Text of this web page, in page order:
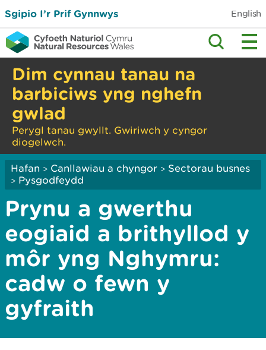
Sgipio I’r Prif Gynnwys English
Dim cynnau tanau na
barbiciws yng nghefn
gwlad
Perygl tanau gwyllt. Gwiriwch y cyngor
diogelwch.
Hafan > Canllawiau a chyngor > Sectorau busnes
> Pysgodfeydd
Prynu a gwerthu
eogiaid a brithyllod y
môr yng Nghymru:
cadw o fewn y
gyfraith